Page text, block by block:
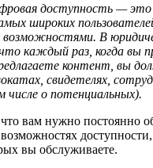
доступность — это
широких
возможностями. В
каждый раз, когда вы
контент, вы
свидетелях,
числе о потенциальных).
что вам нужно постоянно
вы обслуживаете.